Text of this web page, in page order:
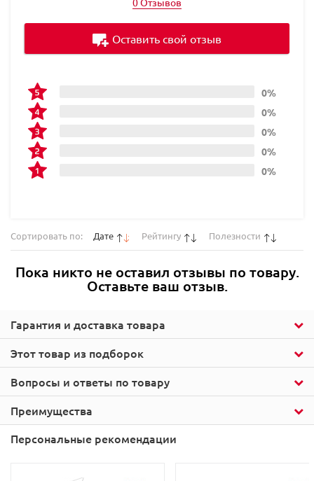
Этот товар из подборок
Гарантия и доставка товара
0%
0%
0%
0%
0%
Оставить свой отзыв
Сортировать по: Дате Рейтингу Полезности
Пока никто не оставил отзывы по товару.
Оставьте ваш отзыв.
Вопросы и ответы по товару
Преимущества
Персональные рекомендации